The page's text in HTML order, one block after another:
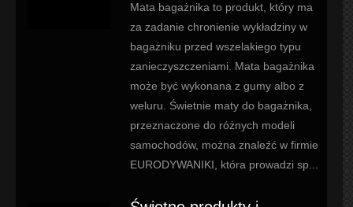
Mata bagażnika to produkt, który ma
za zadanie chronienie wykładziny w
bagażniku przed wszelakiego typu
zanieczyszczeniami. Mata bagażnika
może być wykonana z gumy albo z
weluru. Świetnie maty do bagażnika,
przeznaczone do różnych modeli
samochodów, można znaleźć w firmie
EURODYWANIKI, która prowadzi sp...